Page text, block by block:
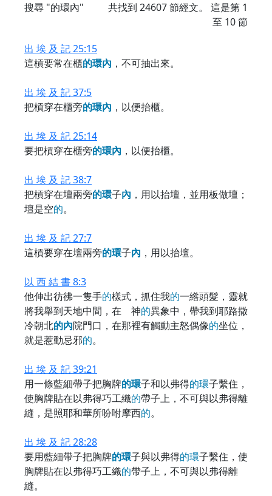
搜尋 "的環內" 共找到 24607節經文。 這是第 1
至 10 節
出 埃 及 記 25:15
這槓要常在櫃的環內 ，不可抽出來。
出 埃 及 記 37:5
把槓穿在櫃旁的環內 ，以便抬櫃。
出 埃 及 記 25:14
要把槓穿在櫃旁的環內 ，以便抬櫃。
出 埃 及 記 38:7
把槓穿在壇兩旁的環子內 ，用以抬壇，並用板做壇；
壇是空的。
出 埃 及 記 27:7
這槓要穿在壇兩旁的環子內 ，用以抬壇。
以 西 結 書 8:3
他伸出彷彿一隻手的樣式，抓住我的一綹頭髮，靈就
將我舉到天地中間，在 神的異象中，帶我到耶路撒
冷朝北的內院門口，在那裡有觸動主怒偶像的坐位，
就是惹動忌邪的。
出 埃 及 記 39:21
用一條藍細帶子把胸牌的環子和以弗得的環子繫住，
使胸牌貼在以弗得巧工織的帶子上，不可與以弗得離
縫，是照耶和華所吩咐摩西的。
出 埃 及 記 28:28
要用藍細帶子把胸牌的環子與以弗得的環子繫住，使
胸牌貼在以弗得巧工織的帶子上，不可與以弗得離
縫。